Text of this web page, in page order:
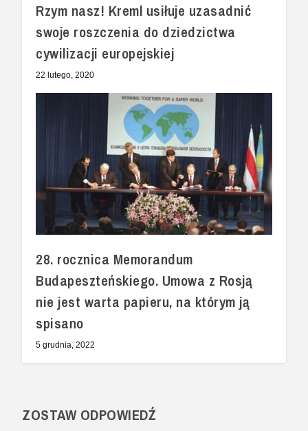
Rzym nasz! Kreml usiłuje uzasadnić
swoje roszczenia do dziedzictwa
cywilizacji europejskiej
22 lutego, 2020
28. rocznica Memorandum
Budapeszteńskiego. Umowa z Rosją
nie jest warta papieru, na którym ją
spisano
5 grudnia, 2022
ZOSTAW ODPOWIEDŹ